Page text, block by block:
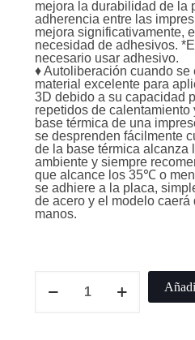
mejora la durabilidad de la
adherencia entre las
mejora significativamente,
necesidad de adhesivos.
necesario usar adhesivo.
♦ Autoliberación cuando se
material excelente para
3D debido a su capacidad
repetidos de calentamiento
base térmica de una
se desprenden fácilmente
de la base térmica alcanza
ambiente y siempre
que alcance los 35℃ o
se adhiere a la placa,
de acero y el modelo caerá
manos.